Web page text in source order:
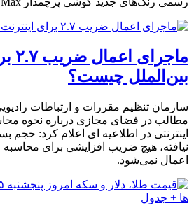
بین‌الملل چیست؟
سازمان تنظیم مقررات و ارتباطات
مطالب در فضای مجازی درباره نحوه
اینترنتی در اطلاعیه ای اعلام کرد: حجم
نیافته، هیچ ضریب افزایشی برای
اعمال نمی‌شود.
قیمت طلا، دلار و سکه
۱۵مرداد/ افزایش قیمت ها + جدول